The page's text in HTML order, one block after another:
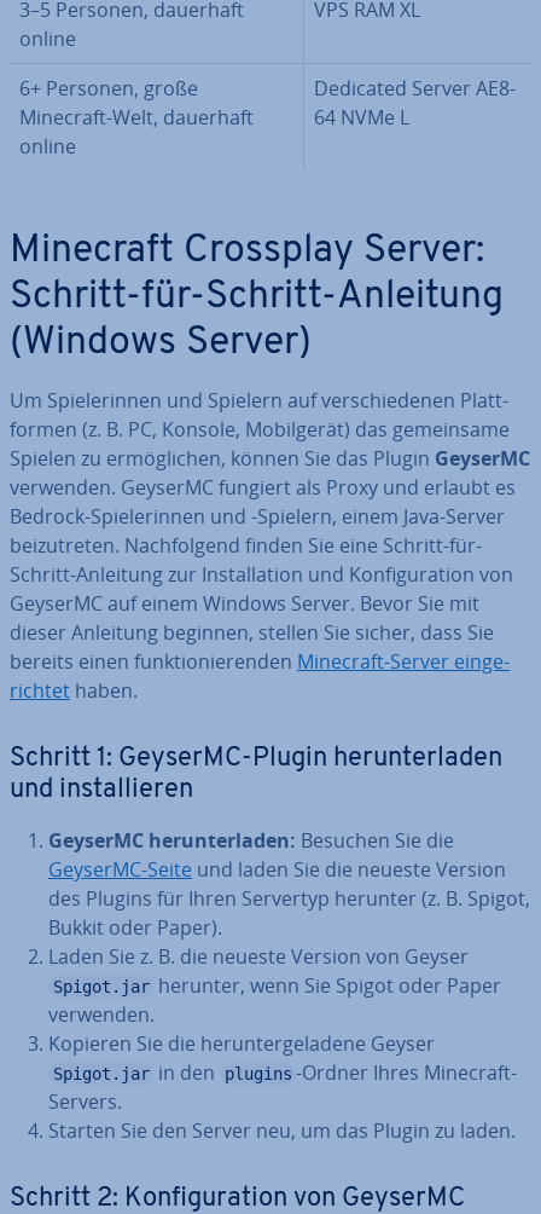
3–5 Personen, dauerhaft
online
VPS RAM XL
6+ Personen, große
Minecraft-Welt, dauerhaft
online
Dedicated Server AE8-
64 NVMe L
Minecraft Crossplay Server:
Schritt-für-Schritt-Anleitung
(Windows Server)
Um Spie­le­rin­nen und Spielern auf ver­schie­de­nen Platt­
for­men (z. B. PC, Konsole, Mo­bil­ge­rät) das ge­mein­sa­me
Spielen zu er­mög­li­chen, können Sie das Plugin GeyserMC
verwenden. GeyserMC fungiert als Proxy und erlaubt es
Bedrock-Spie­le­rin­nen und -Spielern, einem Java-Server
bei­zu­tre­ten. Nach­fol­gend finden Sie eine Schritt-für-
Schritt-Anleitung zur In­stal­la­ti­on und Kon­fi­gu­ra­ti­on von
GeyserMC auf einem Windows Server. Bevor Sie mit
dieser Anleitung beginnen, stellen Sie sicher, dass Sie
bereits einen funk­tio­nie­ren­den Minecraft-Server ein­ge­
rich­tet haben.
Schritt 1: GeyserMC-Plugin her­un­ter­la­den
und in­stal­lie­ren
GeyserMC her­un­ter­la­den: Besuchen Sie die
GeyserMC-Seite und laden Sie die neueste Version
des Plugins für Ihren Servertyp herunter (z. B. Spigot,
Bukkit oder Paper).
Laden Sie z. B. die neueste Version von Geyser
Spigot.jar herunter, wenn Sie Spigot oder Paper
verwenden.
Kopieren Sie die her­un­ter­ge­la­de­ne Geyser
Spigot.jar in den plugins -Ordner Ihres Minecraft-
Servers.
Starten Sie den Server neu, um das Plugin zu laden.
Schritt 2: Kon­fi­gu­ra­ti­on von GeyserMC